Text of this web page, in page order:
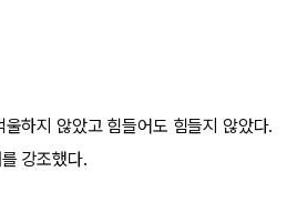
하지 않았고 힘들어도 힘들지 않았다.
강조했다.